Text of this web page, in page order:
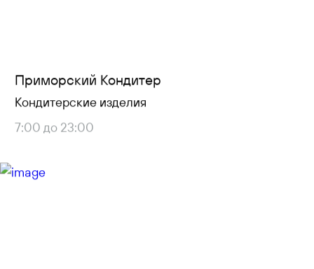
Приморский Кондитер
Кондитерские изделия
7:00 до 23:00